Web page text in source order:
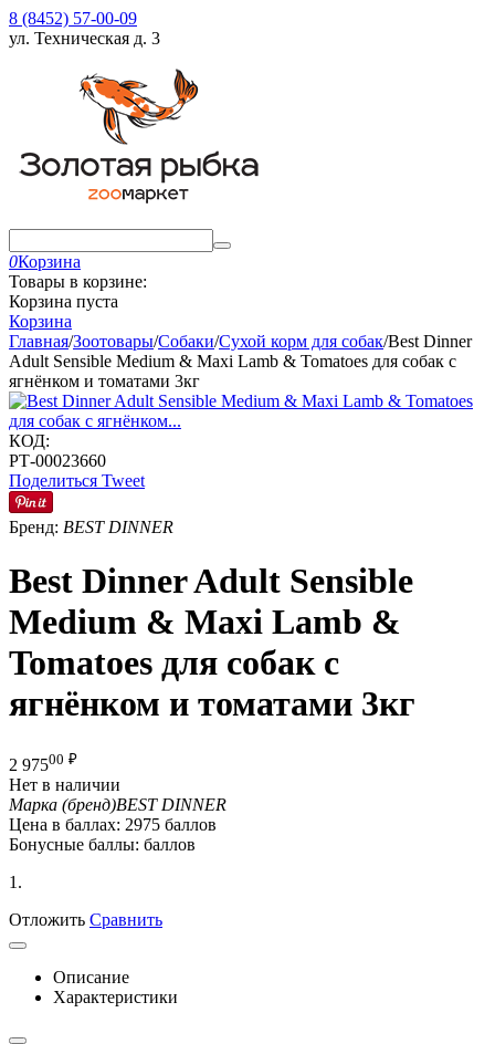
8 (8452) 57-00-09
ул. Техническая д. 3
0Корзина
Товары в корзине:
Корзина пуста
Корзина
Главная/Зоотовары/Собаки/Сухой корм для собак/Best Dinner
Adult Sensible Medium & Maxi Lamb & Tomatoes для собак с
ягнёнком и томатами 3кг
КОД:
РТ-00023660
Поделиться Tweet
Бренд: BEST DINNER
Best Dinner Adult Sensible
Medium & Maxi Lamb &
Tomatoes для собак с
ягнёнком и томатами 3кг
2 97500 ₽
Нет в наличии
Марка (бренд)BEST DINNER
Цена в баллах: 2975 баллов
Бонусные баллы: баллов
1.
Отложить Сравнить
Описание
Характеристики